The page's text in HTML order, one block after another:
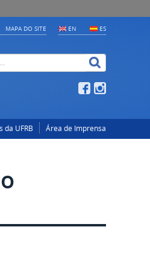
EN ES
MAPA DO SITE
da UFRB Área de Imprensa